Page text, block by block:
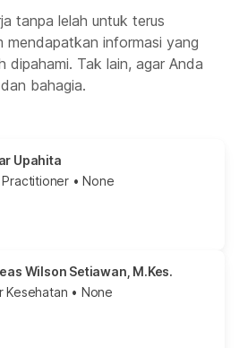
tanpa lelah untuk terus
mendapatkan informasi yang
dipahami. Tak lain, agar Anda
bahagia.
Upahita
• None
Wilson Setiawan, M.Kes.
Kesehatan • None